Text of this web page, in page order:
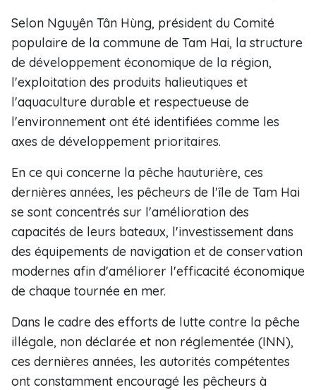
Selon Nguyên Tân Hùng, président du Comité
populaire de la commune de Tam Hai, la structure
de développement économique de la région,
l'exploitation des produits halieutiques et
l'aquaculture durable et respectueuse de
l'environnement ont été identifiées comme les
axes de développement prioritaires.
En ce qui concerne la pêche hauturière, ces
dernières années, les pêcheurs de l'île de Tam Hai
se sont concentrés sur l'amélioration des
capacités de leurs bateaux, l'investissement dans
des équipements de navigation et de conservation
modernes afin d'améliorer l'efficacité économique
de chaque tournée en mer.
Dans le cadre des efforts de lutte contre la pêche
illégale, non déclarée et non réglementée (INN),
ces dernières années, les autorités compétentes
ont constamment encouragé les pêcheurs à